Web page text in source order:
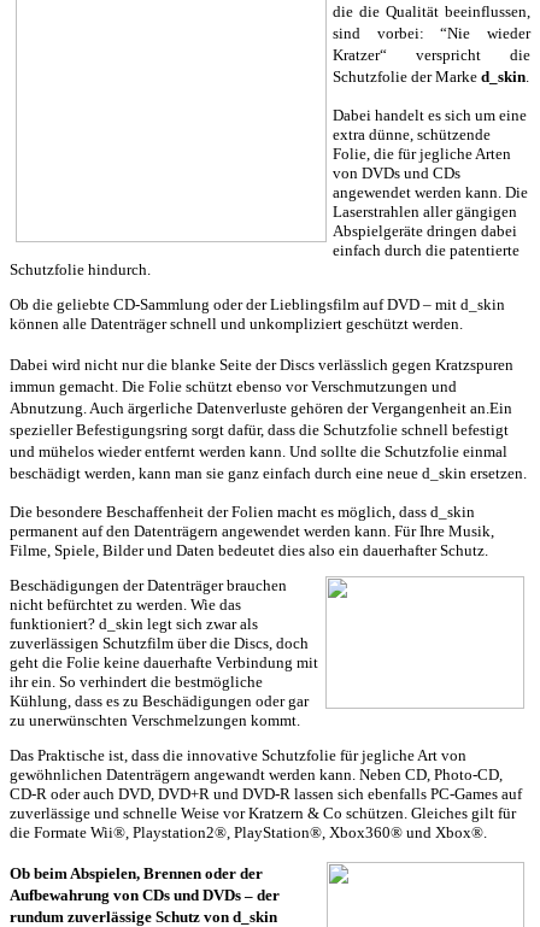
die die Qualität beeinflussen,
sind vorbei: “Nie wieder
Kratzer“ verspricht die
Schutzfolie der Marke d_skin
Dabei handelt es sich um eine
extra dünne, schützende
Folie, die für jegliche Arten
von DVDs und CDs
angewendet werden kann. Die
Laserstrahlen aller gängigen
Abspielgeräte dringen dabei
einfach durch die patentierte
Schutzfolie hindurch.
Ob die geliebte CD-Sammlung oder der Lieblingsfilm auf DVD – mit d_skin
können alle Datenträger schnell und unkompliziert geschützt werden.
Dabei wird nicht nur die blanke Seite der Discs verlässlich gegen Kratzspuren
immun gemacht. Die Folie schützt ebenso vor Verschmutzungen und
Abnutzung. Auch ärgerliche Datenverluste gehören der Vergangenheit an. Ein
spezieller Befestigungsring sorgt dafür, dass die Schutzfolie schnell befestigt
und mühelos wieder entfernt werden kann. Und sollte die Schutzfolie einmal
beschädigt werden, kann man sie ganz einfach durch eine neue d_skin ersetzen.
Die besondere Beschaffenheit der Folien macht es möglich, dass d_skin
permanent auf den Datenträgern angewendet werden kann. Für Ihre Musik,
Filme, Spiele, Bilder und Daten bedeutet dies also ein dauerhafter Schutz.
Beschädigungen der Datenträger brauchen
nicht befürchtet zu werden. Wie das
funktioniert? d_skin legt sich zwar als
zuverlässigen Schutzfilm über die Discs, doch
geht die Folie keine dauerhafte Verbindung mit
ihr ein. So verhindert die bestmögliche
Kühlung, dass es zu Beschädigungen oder gar
zu unerwünschten Verschmelzungen kommt.
Das Praktische ist, dass die innovative Schutzfolie für jegliche Art von
gewöhnlichen Datenträgern angewandt werden kann. Neben CD, Photo-CD,
CD-R oder auch DVD, DVD+R und DVD-R lassen sich ebenfalls PC-Games auf
zuverlässige und schnelle Weise vor Kratzern & Co schützen. Gleiches gilt für
die Formate Wii®, Playstation2®, PlayStation®, Xbox360® und Xbox®.
Ob beim Abspielen, Brennen oder der
Aufbewahrung von CDs und DVDs – der
rundum zuverlässige Schutz von d_skin